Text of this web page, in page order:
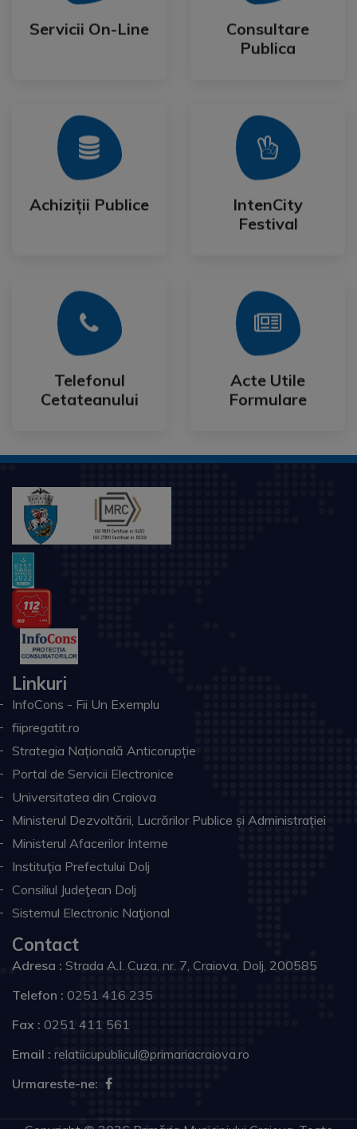
Servicii On-Line
Servicii On-Line
Consultare
Publica
Consultare
Publica
Achiziții Publice
Achiziții Publice
Mai Mult
IntenCity
Festival
IntenCity
Festival
Mai Mult
Telefonul
Cetateanului
Telefonul
Cetateanului
Mai Mult
Acte Utile
Formulare
Acte Utile
Formulare
Mai Mult
Linkuri
InfoCons - Fii Un Exemplu
fiipregatit.ro
Strategia Națională Anticorupție
Portal de Servicii Electronice
Universitatea din Craiova
Ministerul Dezvoltării, Lucrărilor Publice și Administrației
Ministerul Afacerilor Interne
Instituţia Prefectului Dolj
Consiliul Judeţean Dolj
Sistemul Electronic Naţional
Contact
Adresa : Strada A.I. Cuza, nr. 7, Craiova, Dolj, 200585
Telefon : 0251 416 235
Fax : 0251 411 561
Email : relatiicupublicul@primariacraiova.ro
Urmareste-ne: